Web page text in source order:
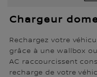
Chargeur
Rechargez votre
grâce à une wallbox
AC raccourcissent
recharge de votre